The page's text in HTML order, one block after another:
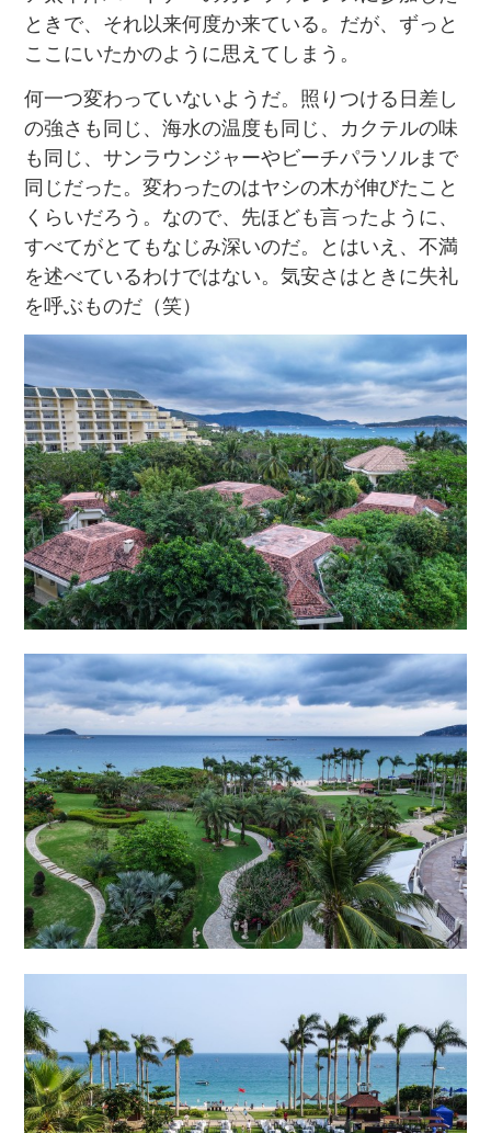
ときで、それ以来何度か来ている。だが、ずっと
ここにいたかのように思えてしまう。
何一つ変わっていないようだ。照りつける日差し
の強さも同じ、海水の温度も同じ、カクテルの味
も同じ、サンラウンジャーやビーチパラソルまで
同じだった。変わったのはヤシの木が伸びたこと
くらいだろう。なので、先ほども言ったように、
すべてがとてもなじみ深いのだ。とはいえ、不満
を述べているわけではない。気安さはときに失礼
を呼ぶものだ（笑）